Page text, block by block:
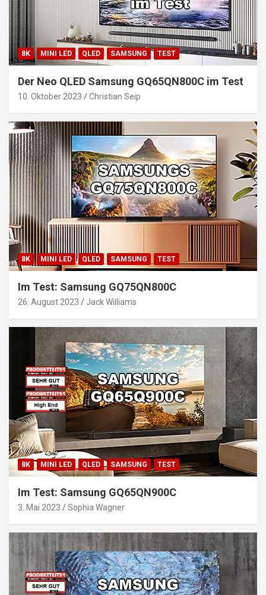
8K MINI LED QLED SAMSUNG TEST
Der Neo QLED Samsung GQ65QN800C im Test
10. Oktober 2023 Christian Seip
8K MINI LED QLED SAMSUNG TEST
Im Test: Samsung GQ75QN800C
26. August 2023 Jack Williams
8K MINI LED QLED SAMSUNG TEST
Im Test: Samsung GQ65QN900C
3. Mai 2023 Sophia Wagner